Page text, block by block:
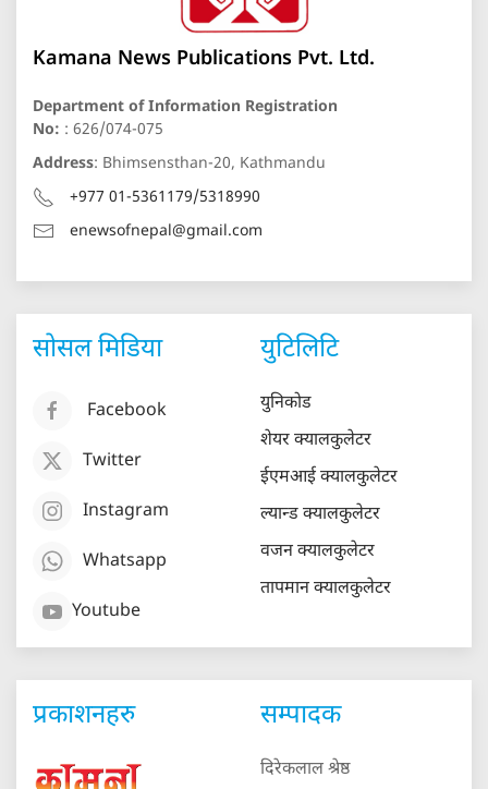
Kamana News Publications Pvt. Ltd.
Department of Information Registration
No: : 626/074-075
Address: Bhimsensthan-20, Kathmandu
+977 01-5361179/5318990
enewsofnepal@gmail.com
सोसल मिडिया
Facebook
Twitter
Instagram
Whatsapp
Youtube
युटिलिटि
युनिकोड
शेयर क्यालकुलेटर
ईएमआई क्यालकुलेटर
ल्यान्ड क्यालकुलेटर
वजन क्यालकुलेटर
तापमान क्यालकुलेटर
प्रकाशनहरु सम्पादक
दिरेकलाल श्रेष्ठ